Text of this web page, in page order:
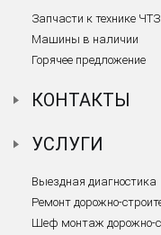
Запчасти к технике ЧТЗ
Машины в наличии
Горячее предложение
КОНТАКТЫ
УСЛУГИ
Выездная диагностика
Ремонт дорожно-
Шеф монтаж дорожно-